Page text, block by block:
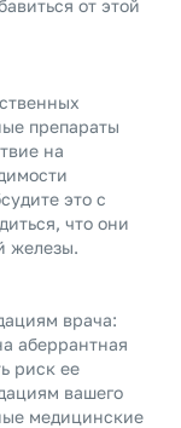
от этой
препараты
на
это с
что они
железы.
врача:
аберрантная
риск ее
вашего
медицинские